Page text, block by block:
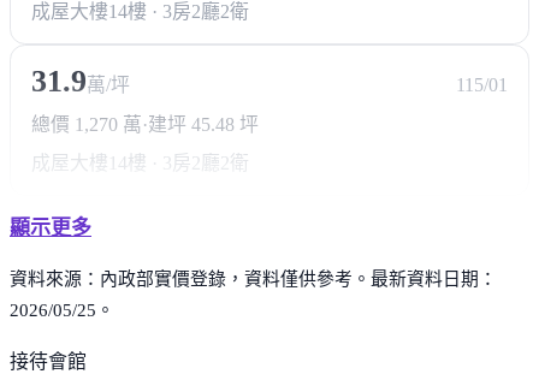
成屋大樓14樓 · 3房2廳2衛
31.9萬/坪
115/01
總價 1,270 萬 ·建坪 45.48 坪
成屋大樓 14樓 · 3房2廳2衛
顯示更多
資料來源：內政部實價登錄，資料僅供參考。最新資料日期：
2026/05/25。
接待會館